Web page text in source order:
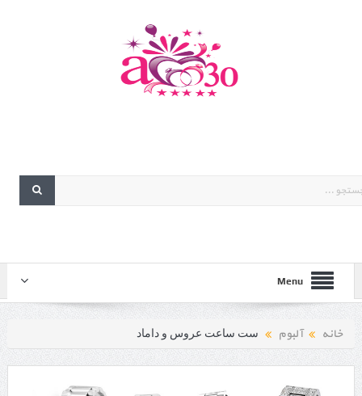
Menu
خانه آلبوم ست ساعت عروس و داماد